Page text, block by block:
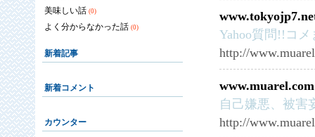
Yahoo質問!!コ
http://
www.muarel.com
自己嫌悪、被害
http://
美味しい話 (0)
よく分からなかった話 (0)
新着記事
新着コメント
カウンター